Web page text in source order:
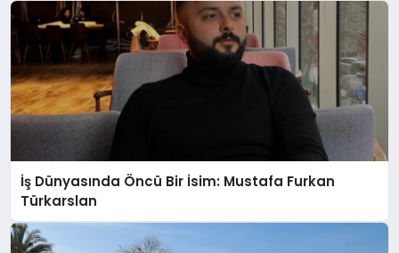
İş Dünyasında Öncü Bir İsim: Mustafa Furkan
Türkarslan